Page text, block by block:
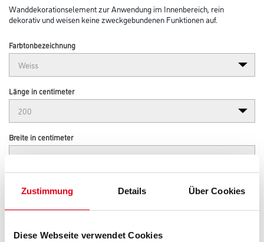
Zustimmung Details Über Cookies
Diese Webseite verwendet Cookies
Wanddekorationselement zur Anwendung im Innenbereich, rein
dekorativ und weisen keine zweckgebundenen Funktionen auf.
Farbtonbezeichnung
Länge in centimeter
Breite in centimeter